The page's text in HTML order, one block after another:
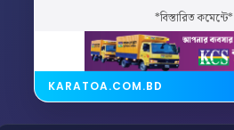
*বিস্তারিত কমেন্টে*
KARATOA.COM.BD